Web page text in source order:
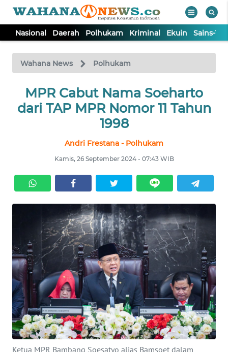
Nasional Daerah Polhukam Kriminal Ekuin Sains-
Wahana News Polhukam
MPR Cabut Nama Soeharto
dari TAP MPR Nomor 11 Tahun
1998
Andri Frestana - Polhukam
Kamis, 26 September 2024 - 07:43 WIB
Ketua MPR Bambang Soesatyo alias Bamsoet dalam
TV
Tutup
NASIONAL
KRIMINAL
EKUIN
SAINS-TEKNO
KESEHATAN
INTERNASIONAL
SERBA-SERBI
PENDIDIKAN